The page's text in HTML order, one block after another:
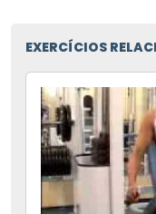
EXERCÍCIOS